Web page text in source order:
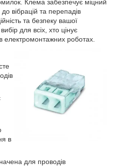
Клема забезпечує міцний
до вібрацій та перепадів
та безпеку вашої
для всіх, хто цінує
електромонтажних роботах.
в
для проводів